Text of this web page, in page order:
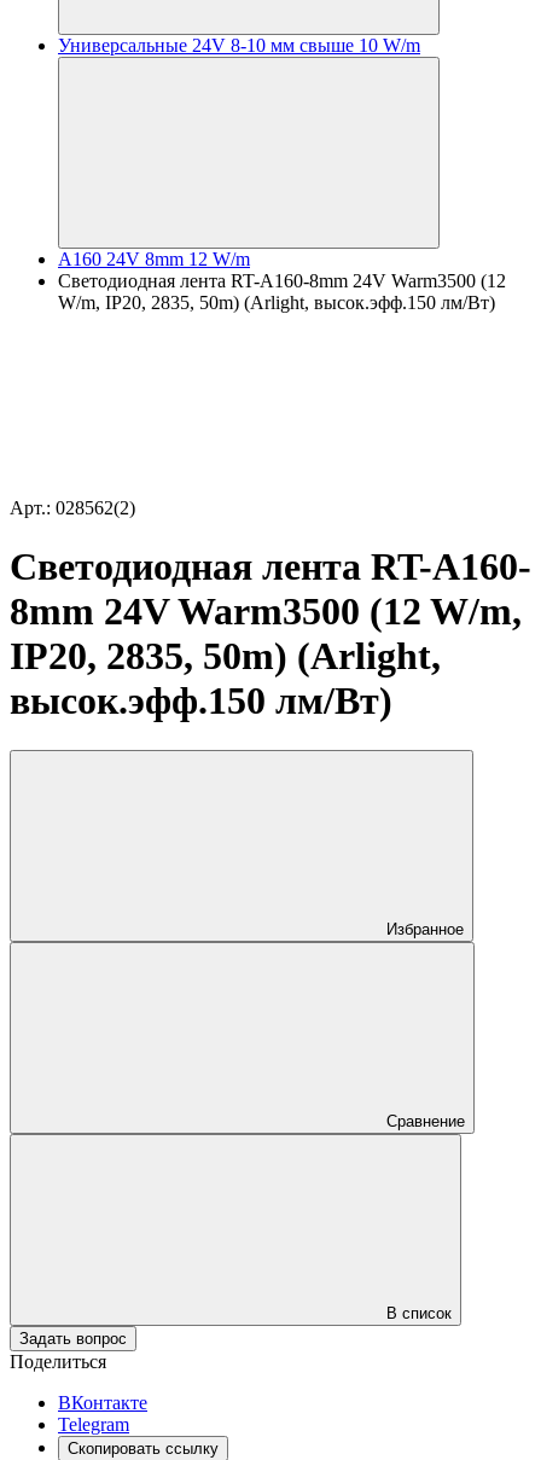
Универсальные 24V 8-10 мм свыше 10 W/m
A160 24V 8mm 12 W/m
Светодиодная лента RT-A160-8mm 24V Warm3500 (12
W/m, IP20, 2835, 50m) (Arlight, высок.эфф.150 лм/Вт)
Арт.: 028562(2)
Светодиодная лента RT-A160-
8mm 24V Warm3500 (12 W/m,
IP20, 2835, 50m) (Arlight,
высок.эфф.150 лм/Вт)
Избранное
Сравнение
В список
Задать вопрос
Поделиться
ВКонтакте
Telegram
Скопировать ссылку